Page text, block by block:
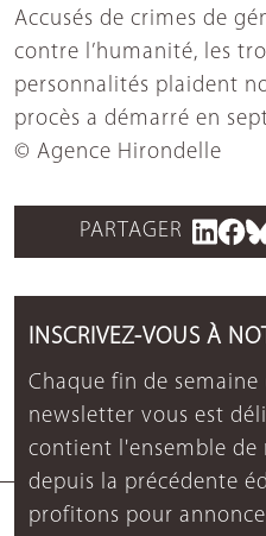
Accusés de crimes de
contre l’humanité, les
personnalités plaident
procès a démarré en
© Agence Hirondelle
PARTAGER
INSCRIVEZ-VOUS À
Chaque fin de
newsletter vous est
contient l'ensemble de
depuis la précédente
profitons pour